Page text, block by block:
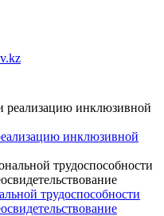
инклюзивной
трудоспособности